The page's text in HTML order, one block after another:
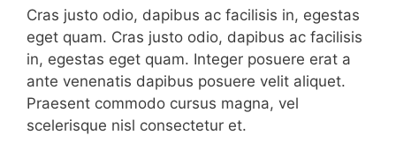
Cras justo odio, dapibus ac facilisis in, egestas
eget quam. Cras justo odio, dapibus ac facilisis
in, egestas eget quam. Integer posuere erat a
ante venenatis dapibus posuere velit aliquet.
Praesent commodo cursus magna, vel
scelerisque nisl consectetur et.